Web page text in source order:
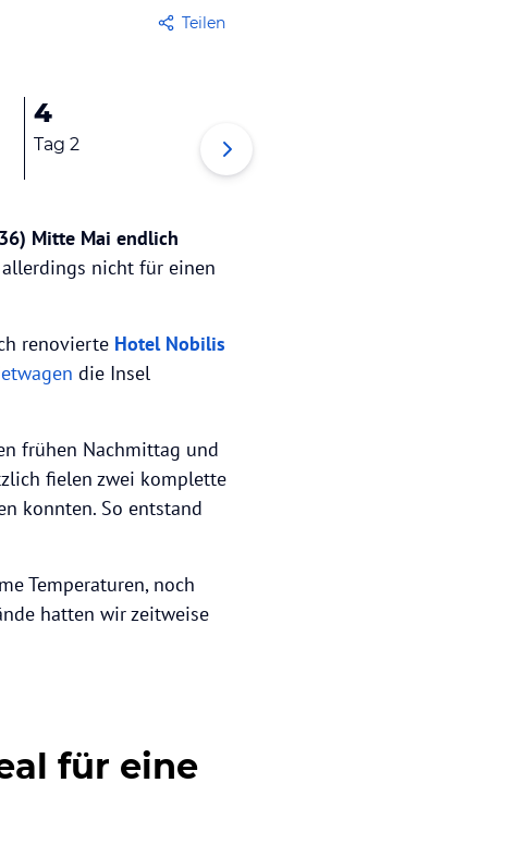
Teilen
4
Tag 2
Mitte Mai endlich
nicht für einen
renovierte Hotel Nobilis
die Insel
frühen Nachmittag und
fielen zwei komplette
konnten. So entstand
Temperaturen, noch
hatten wir zeitweise
für eine